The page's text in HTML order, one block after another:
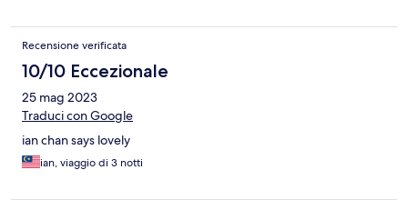
Recensione verificata
10/10 Eccezionale
25 mag 2023
Traduci con Google
ian chan says lovely
ian, viaggio di 3 notti